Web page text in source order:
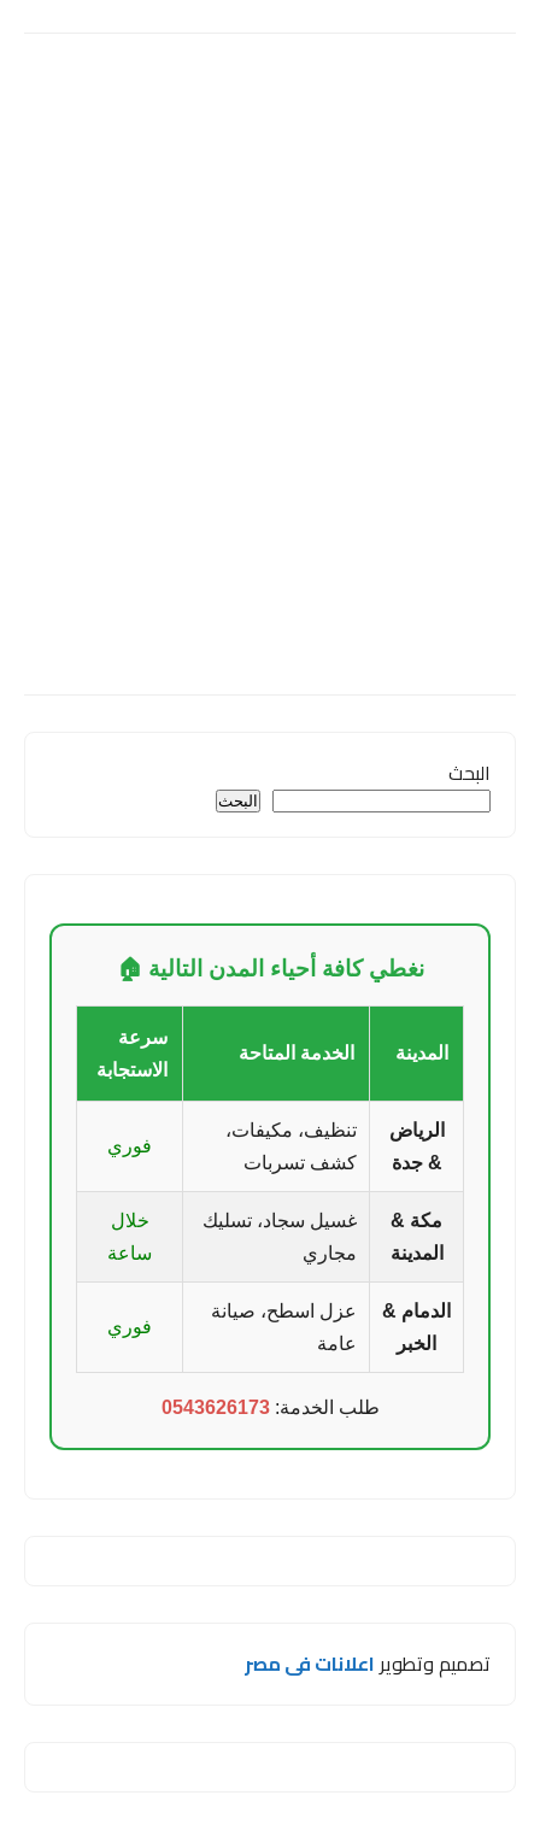
البحث
البحث
نغطي كافة أحياء المدن التالية 🏠
المدينة الخدمة المتاحة
سرعة
الاستجابة
الرياض
& جدة
تنظيف، مكيفات،
كشف تسربات
فوري
مكة &
المدينة
غسيل سجاد، تسليك
مجاري
خلال
ساعة
الدمام &
الخبر
عزل اسطح، صيانة
عامة
فوري
طلب الخدمة:0543626173
تصميم وتطويراعلانات فى مصر